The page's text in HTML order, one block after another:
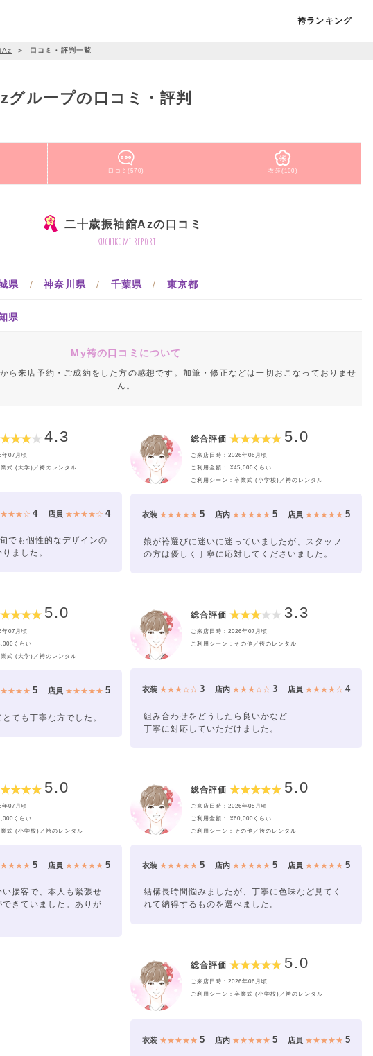
袴ランキング
Az ＞ 口コミ・評判一覧
グループの口コミ・評判
口コミ(570) 衣装(100)
二十歳振袖館Azの口コミ
kuchikomi report
県 / 神奈川県 / 千葉県 / 東京都
県
My袴の口コミについて
ら来店予約・ご成約をした方の感想です。加筆・修正などは一切おこなっておりませ
ん。
4.3
年07月頃
式 (大学)／袴のレンタル
4 店員 ★★★★☆ 4
でも個性的なデザインの
ました。
総合評価 5.0
ご来店日時：2026年06月頃
ご利用金額： ¥45,000くらい
ご利用シーン：卒業式 (小学校)／袴のレンタル
衣装 ★★★★★5 店内 ★★★★★ 5 店員 ★★★★★ 5
娘が袴選びに迷いに迷っていましたが、スタッフ
の方は優しく丁寧に応対してくださいました。
5.0
年07月頃
くらい
業式 (大学)／袴のレンタル
5 店員 ★★★★★ 5
ても丁寧な方でした。
総合評価 3.3
ご来店日時：2026年07月頃
ご利用シーン：その他／袴のレンタル
衣装 ★★★☆☆3 店内 ★★★☆☆ 3 店員 ★★★★☆ 4
組み合わせをどうしたら良いかなど
丁寧に対応していただけました。
5.0
年07月頃
くらい
業式 (小学校)／袴のレンタル
5 店員 ★★★★★ 5
接客で、本人も緊張せ
きていました。ありが
総合評価 5.0
ご来店日時：2026年05月頃
ご利用金額： ¥60,000くらい
ご利用シーン：その他／袴のレンタル
衣装 ★★★★★5 店内 ★★★★★ 5 店員 ★★★★★ 5
結構長時間悩みましたが、丁寧に色味など見てく
れて納得するものを選べました。
総合評価 5.0
ご来店日時：2026年06月頃
ご利用シーン：卒業式 (小学校)／袴のレンタル
衣装 ★★★★★5 店内 ★★★★★ 5 店員 ★★★★★ 5